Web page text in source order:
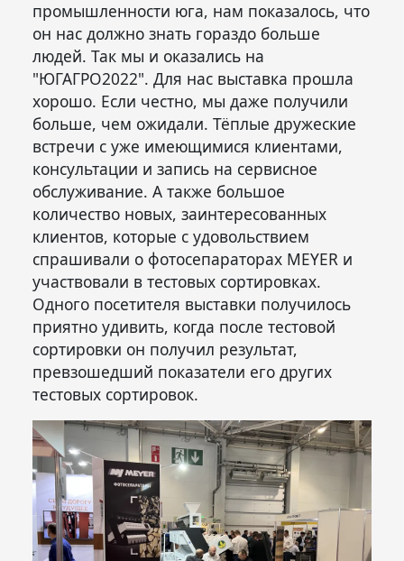
промышленности юга, нам показалось, что
он нас должно знать гораздо больше
людей. Так мы и оказались на
"ЮГАГРО2022". Для нас выставка прошла
хорошо. Если честно, мы даже получили
больше, чем ожидали. Тёплые дружеские
встречи с уже имеющимися клиентами,
консультации и запись на сервисное
обслуживание. А также большое
количество новых, заинтересованных
клиентов, которые с удовольствием
спрашивали о фотосепараторах MEYER и
участвовали в тестовых сортировках.
Одного посетителя выставки получилось
приятно удивить, когда после тестовой
сортировки он получил результат,
превзошедший показатели его других
тестовых сортировок.